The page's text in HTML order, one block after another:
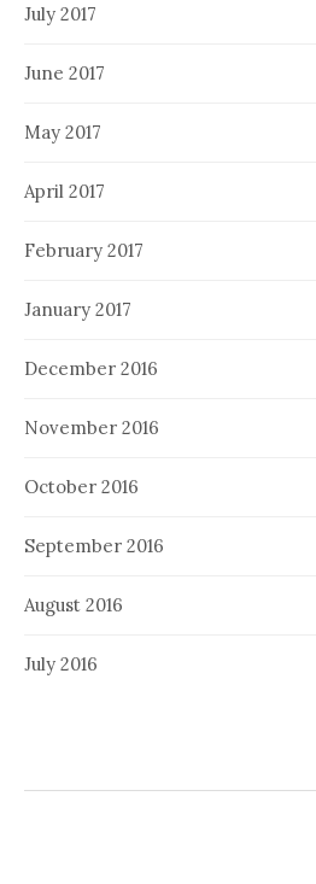
July 2017
June 2017
May 2017
April 2017
February 2017
January 2017
December 2016
November 2016
October 2016
September 2016
August 2016
July 2016